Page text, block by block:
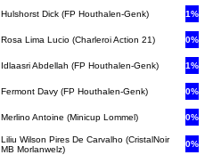
Hulshorst Dick (FP Houthalen-Genk) 1%
Rosa Lima Lucio (Charleroi Action 21) 0%
Idlaasri Abdellah (FP Houthalen-Genk) 1%
Fermont Davy (FP Houthalen-Genk) 0%
Merlino Antoine (Minicup Lommel) 0%
Liliu Wilson Pires De Carvalho (CristalNoir
MB Morlanwelz)
0%